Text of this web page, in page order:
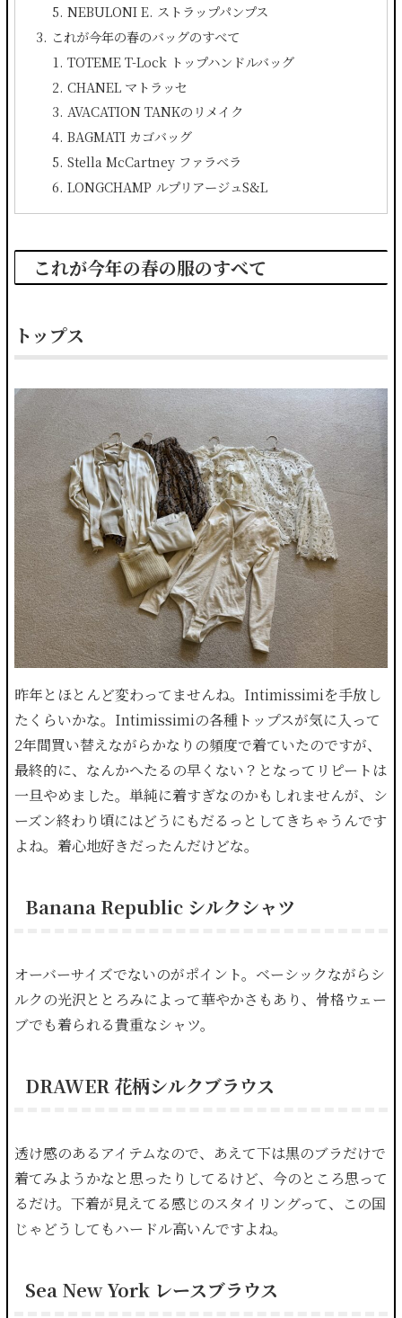
NEBULONI E. ストラップパンプス
これが今年の春のバッグのすべて
TOTEME T-Lock トップハンドルバッグ
CHANEL マトラッセ
AVACATION TANKのリメイク
BAGMATI カゴバッグ
Stella McCartney ファラベラ
LONGCHAMP ルプリアージュS&L
これが今年の春の服のすべて
トップス
昨年とほとんど変わってませんね。Intimissimiを手放し
たくらいかな。Intimissimiの各種トップスが気に入って
2年間買い替えながらかなりの頻度で着ていたのですが、
最終的に、なんかへたるの早くない？となってリピートは
一旦やめました。単純に着すぎなのかもしれませんが、シ
ーズン終わり頃にはどうにもだるっとしてきちゃうんです
よね。着心地好きだったんだけどな。
Banana Republic シルクシャツ
オーバーサイズでないのがポイント。ベーシックながらシ
ルクの光沢ととろみによって華やかさもあり、骨格ウェー
ブでも着られる貴重なシャツ。
DRAWER 花柄シルクブラウス
透け感のあるアイテムなので、あえて下は黒のブラだけで
着てみようかなと思ったりしてるけど、今のところ思って
るだけ。下着が見えてる感じのスタイリングって、この国
じゃどうしてもハードル高いんですよね。
Sea New York レースブラウス